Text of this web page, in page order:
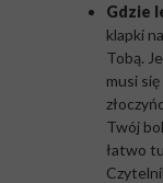
Gdzie
klapki
Tobą.
musi
Twój
łatwo